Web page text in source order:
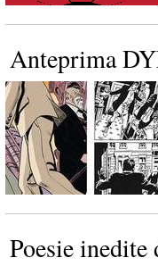
Anteprima
Poesie